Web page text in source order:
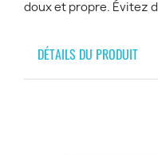
doux et propre. Évitez
DÉTAILS DU PRODUIT